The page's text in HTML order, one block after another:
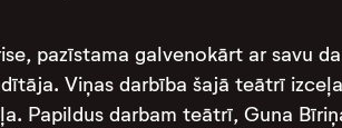
pazīstama galvenokārt ar savu
Viņas darbība šajā teātrī
Papildus darbam teātrī, Guna